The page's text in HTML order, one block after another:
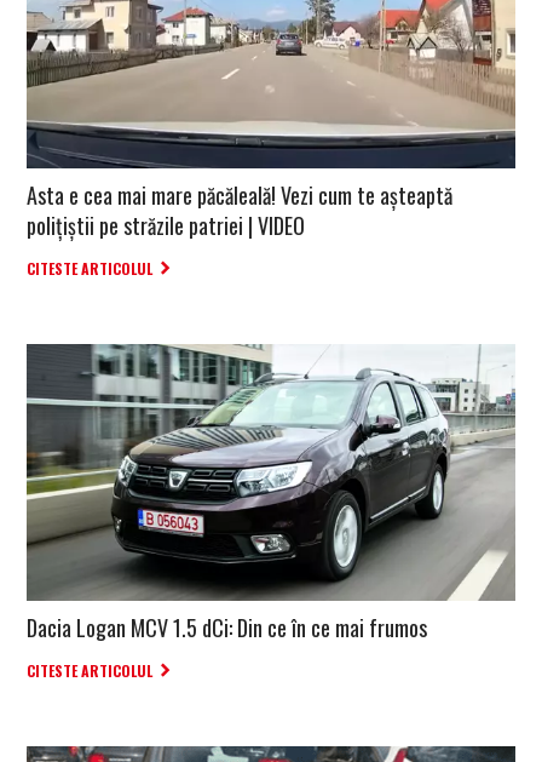
Asta e cea mai mare păcăleală! Vezi cum te așteaptă
polițiștii pe străzile patriei | VIDEO
CITESTE ARTICOLUL
Dacia Logan MCV 1.5 dCi: Din ce în ce mai frumos
CITESTE ARTICOLUL